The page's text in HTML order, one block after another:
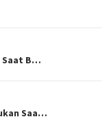
Saat B…
Saa…